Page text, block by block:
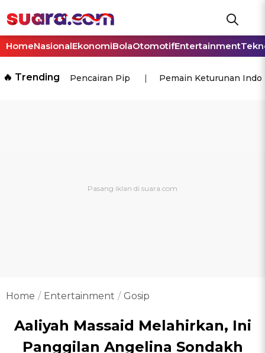
HomeNasionalEkonomiBolaOtomotifEntertainment
🔥 Trending Pencairan Pip Pemain Keturunan
Home Entertainment Gosip
Aaliyah Massaid Melahirkan, Ini
Panggilan Angelina Sondakh